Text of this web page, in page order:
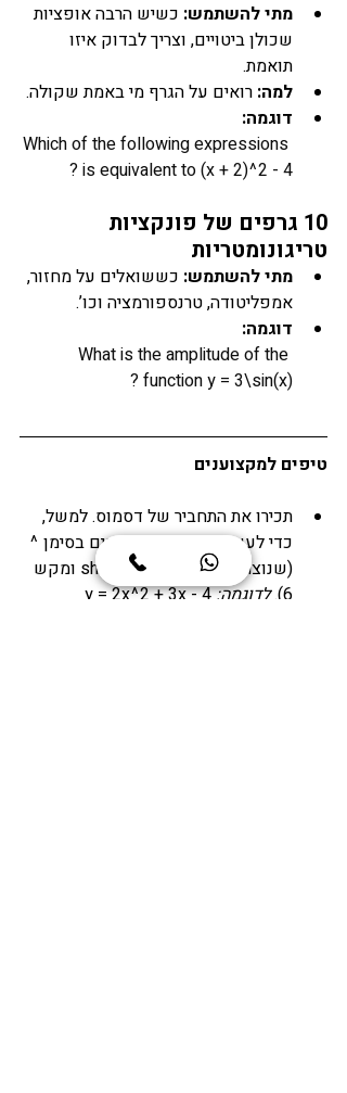
מתי להשתמש: כשיש הרבה אופציות
שכולן ביטויים, וצריך לבדוק איזו
תואמת.
למה: רואים על הגרף מי באמת שקולה.
דוגמה:
Which of the following expressions
is equivalent to (x + 2)^2 - 4 ?
10 גרפים של פונקציות
טריגונומטריות
מתי להשתמש: כששואלים על מחזור,
אמפליטודה, טרנספורמציה וכו’.
דוגמה:
What is the amplitude of the
function y = 3\sin(x) ?
טיפים למקצוענים
תכירו את התחביר של דסמוס. למשל,
כדי לעשות חזקה, משתמשים בסימן ^
(שנוצר משילוב של מקש shift ומקש
6). לדוגמה: ‎y = 2x^2 + 3x - 4